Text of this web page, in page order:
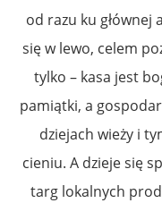
od razu ku głównej
się w lewo, celem
tylko – kasa jest
pamiątki, a
dziejach wieży i
cieniu. A dzieje się
targ lokalnych